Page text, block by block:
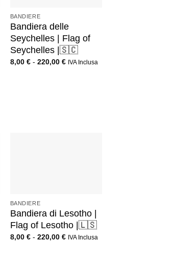
BANDIERE
Bandiera delle
Seychelles | Flag of
Seychelles |🇸🇨
8,00 € - 220,00 € IVA Inclusa
BANDIERE
Bandiera di Lesotho |
Flag of Lesotho |🇱🇸
8,00 € - 220,00 € IVA Inclusa